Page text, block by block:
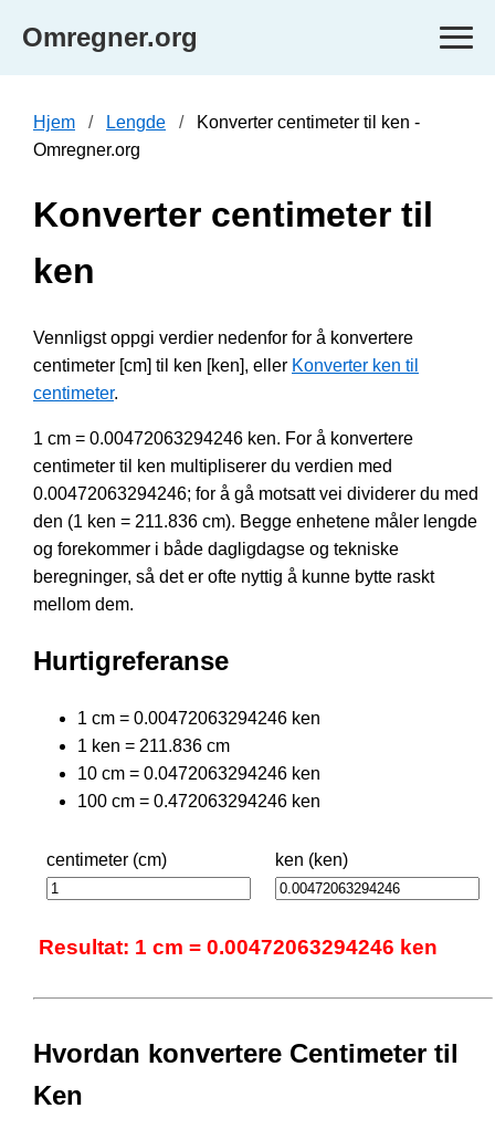
Omregner.org
Hjem Lengde
Konverter centimeter til ken -
Omregner.org
Konverter centimeter til
ken
Vennligst oppgi verdier nedenfor for å konvertere
centimeter [cm] til ken [ken], eller Konverter ken til
centimeter.
1 cm = 0.00472063294246 ken. For å konvertere
centimeter til ken multipliserer du verdien med
0.00472063294246; for å gå motsatt vei dividerer du med
den (1 ken = 211.836 cm). Begge enhetene måler lengde
og forekommer i både dagligdagse og tekniske
beregninger, så det er ofte nyttig å kunne bytte raskt
mellom dem.
Hurtigreferanse
1 cm = 0.00472063294246 ken
1 ken = 211.836 cm
10 cm = 0.0472063294246 ken
100 cm = 0.472063294246 ken
centimeter (cm) ken (ken)
Resultat: 1 cm = 0.00472063294246 ken
Hvordan konvertere Centimeter til
Ken